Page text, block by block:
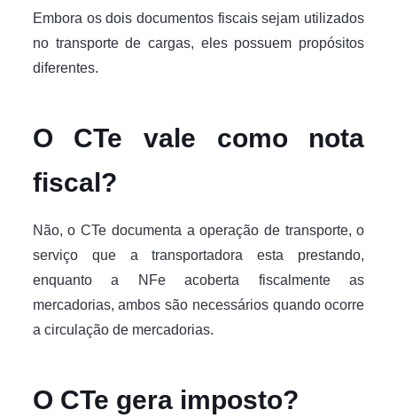
Embora os dois documentos fiscais sejam utilizados
no transporte de cargas, eles possuem propósitos
diferentes.
O CTe vale como nota
fiscal?
Não, o CTe documenta a operação de transporte, o
serviço que a transportadora esta prestando,
enquanto a NFe acoberta fiscalmente as
mercadorias, ambos são necessários quando ocorre
a circulação de mercadorias.
O CTe gera imposto?